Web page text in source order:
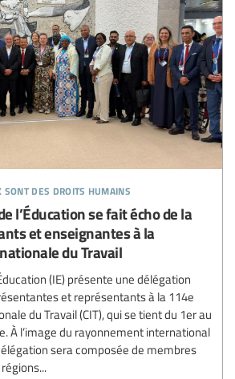
des droits humains
l’Éducation se fait écho de la
et enseignantes à la
du Travail
(IE) présente une délégation
et représentants à la 114e
du Travail (CIT), qui se tient du 1er au
À l’image du rayonnement international
sera composée de membres